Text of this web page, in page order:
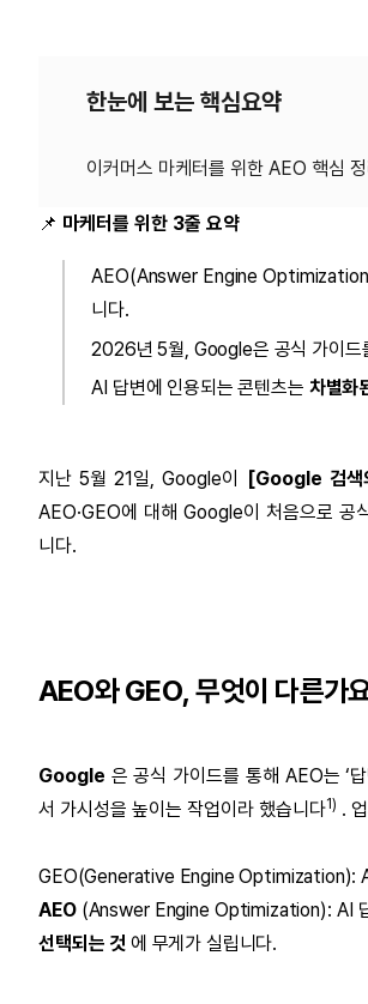
한눈에 보는 핵심요약
📌 마케터를 위한 3줄 요약
AEO(Answer Engine Optimization)
니다.
2026년 5월, Google은 공식 가이드
AI 답변에 인용되는 콘텐츠는 차별화
지난 5월 21일, Google이 [Google 검색
AEO·GEO에 대해 Google이 처음으로 공
니다.
AEO와 GEO, 무엇이 다른가
Google 은 공식 가이드를 통해 AEO는 ‘
서 가시성을 높이는 작업이라 했습니다1) .
GEO(Generative Engine Optimization):
AEO (Answer Engine Optimization): AI
선택되는 것 에 무게가 실립니다.